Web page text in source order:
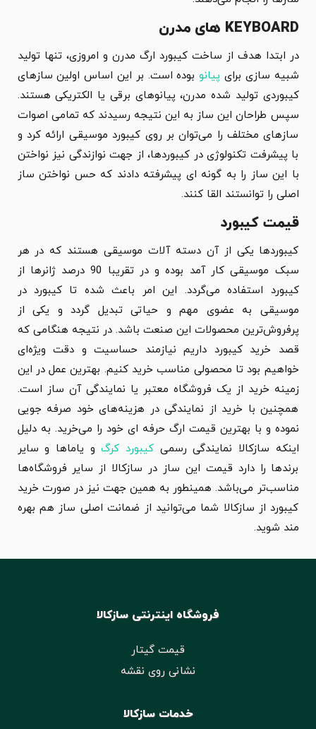
KEYBOARD های مدرن
در ابتدا هدف از ساخت کیبورد ارگ مدرن و امروزی، تنها تولید
شبیه سازی برای پیانوبوده است. بر این اساس اولین سازهای
کیبوردی تولید شده مدرن، پیانوهای برقی یا الکتریکی هستند.
سپس طراحان این ساز به این نتیجه رسیدند که تمامی اصوات
سازهای مختلف را می‌توان بر روی کیبورد موسیقی ارائه کرد و
با پیشرفت تکنولوژی در کیبوردها، از جهت نوازندگی نیز نواختن
با این ساز را به گونه ای پیشرفته دادند که حس نواختن ساز
اصلی را توانستند القا کنند.
قیمت کیبورد
کیبوردها یکی از آن دسته آلات موسیقی هستند که در هر
سبک موسیقی کار آمد بوده و در تقریبا 90 درصد ژانرها از
کیبورد استفاده می‌گردد. این امر باعث شده تا کیبورد در
موسیقی به عضوی مهم و حیاتی تبدیل گردد و یکی از
پرفروش‌ترین محصولات این صنعت باشد. در نتیجه هنگامی که
قصد خرید کیبورد داریم نیازمند حساسیت و دقت ویژه‌ای
خواهیم بود تا محصولی مناسب خرید کنیم. بهترین عمل در این
زمینه خرید از یک فروشگاه معتبر یا نمایندگی آن ساز است.
همچنین با خرید از نمایندگی در هزینه‌های خود صرفه جویی
نموده و با بهترین قیمت ارگ حرفه ای خود را می‌خرید. به دلیل
اینکه سازکالا نمایندگی رسمیکیبورد کرگو یاماها و سایر
برندها را دارد قیمت این ساز در سازکالا از سایر فروشگاه‌ها
مناسب‌تر می‌باشد. همینطور به همین جهت نیز در صورت خرید
کیبورد از سازکالا شما می‌توانید از ضمانت اصلی ساز هم بهره
مند شوید.
فروشگاه اینترنتی سازکالا
قیمت گیتار
نشانی روی نقشه
خدمات سازکالا